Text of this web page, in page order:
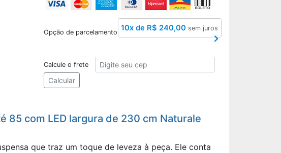
Opção de parcelamento 10x de R$ 240,00 sem juros
Calcule o freteCEP
Calcular
85 com LED largura de 230 cm Naturale
que traz um toque de leveza à peça. Ele conta